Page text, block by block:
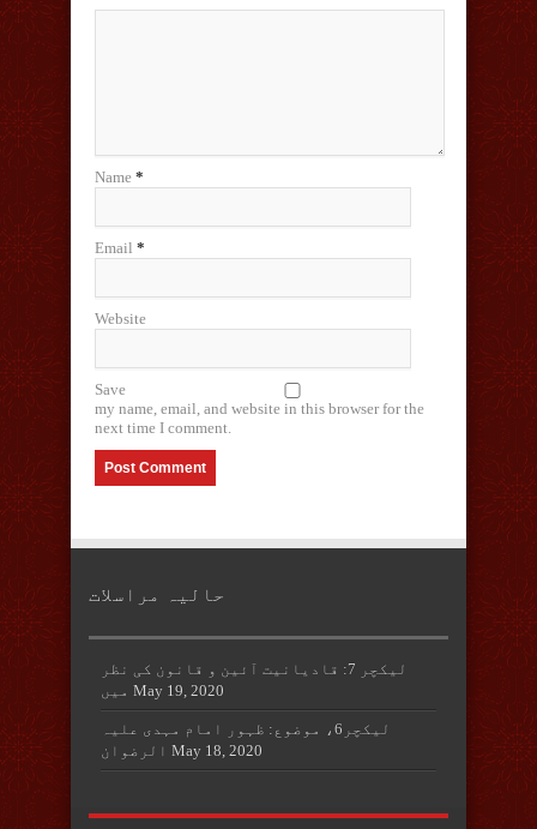
Name *
Email *
Website
Save
my name, email, and website in this browser for the
next time I comment.
حالیہ مراسلات
لیکچر 7: قادیانیت آئین و قانون کی نظر
میں May 19, 2020
لیکچر6، موضوع: ظہور امام مہدی علیہ
الرضوان May 18, 2020